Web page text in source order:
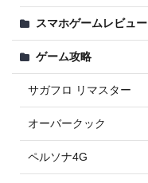
スマホゲームレビュー
ゲーム攻略
サガフロ リマスター
オーバークック
ペルソナ4G